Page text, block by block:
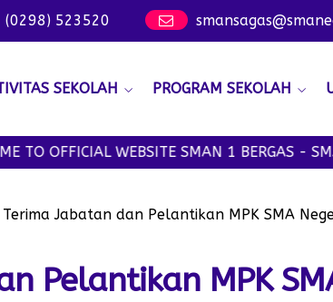
(0298) 523520
SEKOLAH PROGRAM SEKOLAH
WEBSITE SMAN 1 BERGAS -
Jabatan dan Pelantikan MPK SMA
Pelantikan MPK